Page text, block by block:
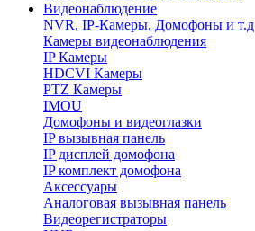
Видеонаблюдение
NVR, IP-Камеры, Домофоны и т.д
Камеры видеонаблюдения
IP Камеры
HDCVI Камеры
PTZ Камеры
IMOU
Домофоны и видеоглазки
IP вызывная панель
IP дисплей домофона
IP комплект домофона
Аксессуары
Аналоговая вызывная панель
Видеорегистраторы